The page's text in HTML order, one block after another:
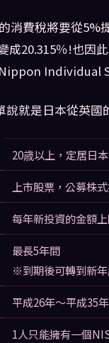
消費稅將要從5%
成20.315％!也因
Individual
說就是日本從英國
20歳以上，定居日
上市股票，公募株
每年新投資的金額
最長5年間
※到期後可轉到新
平成26年～平成35
1人只能擁有一個